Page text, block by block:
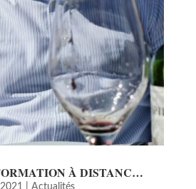
À DISTANC…